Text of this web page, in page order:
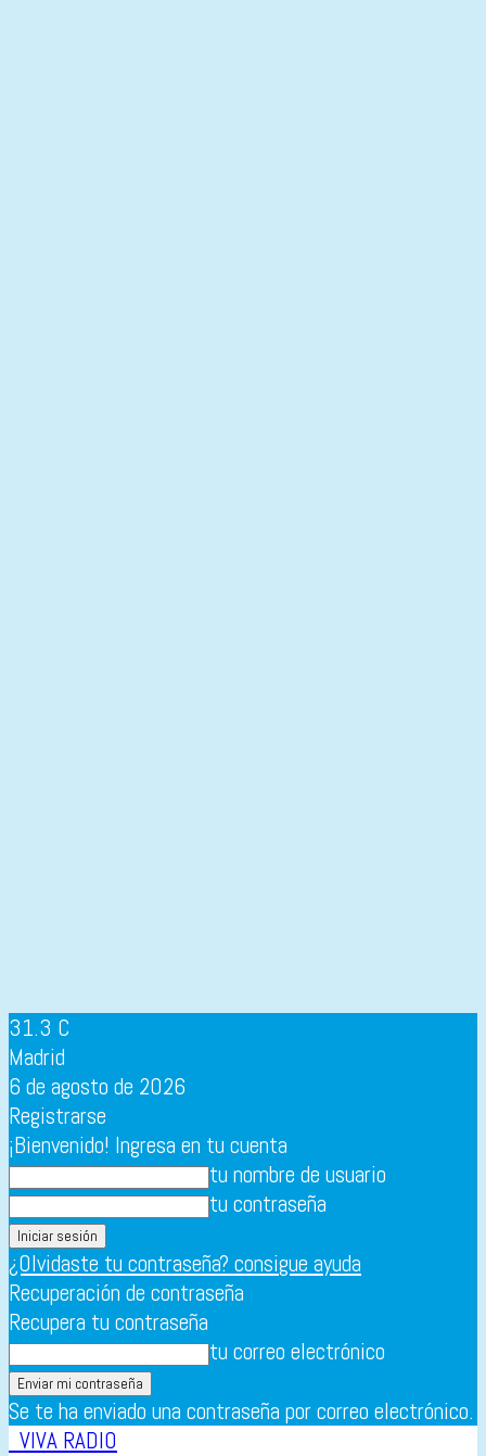
31.3 C
Madrid
6 de agosto de 2026
Registrarse
¡Bienvenido! Ingresa en tu cuenta
tu nombre de usuario
tu contraseña
¿Olvidaste tu contraseña? consigue ayuda
Recuperación de contraseña
Recupera tu contraseña
tu correo electrónico
Se te ha enviado una contraseña por correo electrónico.
VIVA RADIO